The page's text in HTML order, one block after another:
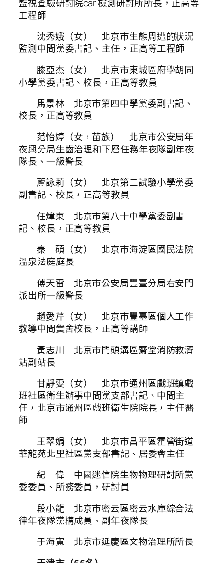
監視查驗研討院car 檢測研討所所長，正高等
工程師
沈秀娥（女） 北京市生態周遭的狀況
監測中間黨委書記、主任，正高等工程師
滕亞杰（女） 北京市東城區府學胡同
小學黨委書記、校長，正高等教員
馬景林 北京市第四中學黨委副書記、
校長，正高等教員
范怡婷（女，苗族） 北京市公安局年
夜興分局生齒治理和下層任務年夜隊副年夜
隊長、一級警長
蘆詠莉（女） 北京第二試驗小學黨委
副書記、校長，正高等教員
任煒東 北京市第八十中學黨委副書
記、校長，正高等教員
秦 碩（女） 北京市海淀區國民法院
溫泉法庭庭長
傅天雷 北京市公安局豐臺分局右安門
派出所一級警長
趙愛芹（女） 北京市豐臺區個人工作
教導中間黌舍校長，正高等講師
黃志川 北京市門頭溝區齋堂消防救濟
站副站長
甘靜雯（女） 北京市通州區戲班鎮戲
班社區衛生辦事中間黨支部書記、中間主
任，北京市通州區戲班衛生院院長，主任醫
師
王翠娟（女） 北京市昌平區霍營街道
華龍苑北里社區黨支部書記、居委會主任
紀 偉 中國迷信院生物物理研討所黨
委委員、所務委員，研討員
段小龍 北京市密云區密云水庫綜合法
律年夜隊黨構成員、副年夜隊長
于海寬 北京市延慶區文物治理所所長